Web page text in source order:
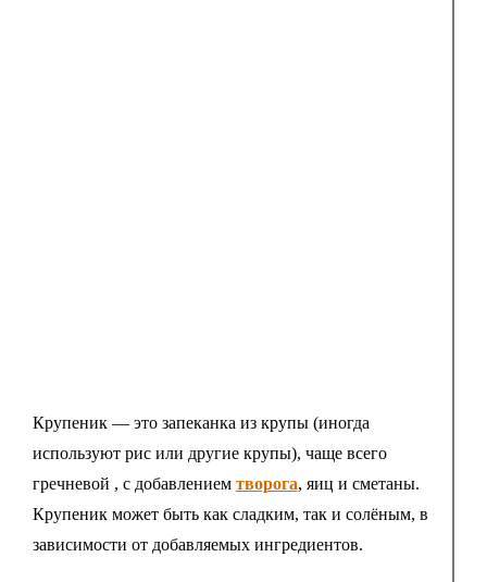
Крупеник — это запеканка из крупы (иногда
используют рис или другие крупы), чаще всего
гречневой , с добавлением творога, яиц и сметаны.
Крупеник может быть как сладким, так и солёным, в
зависимости от добавляемых ингредиентов.